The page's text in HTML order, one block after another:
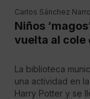
Carlos Sánchez
Niños
vuelta al cole
La biblioteca
una actividad en
Harry Potter y se